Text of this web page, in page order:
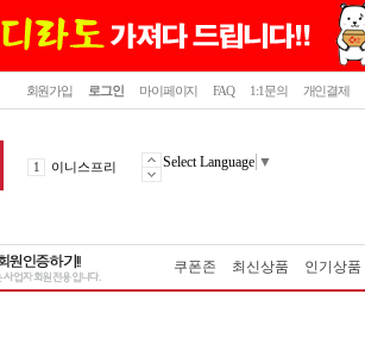
닫기
회원가입 로그인 마이페이지 FAQ 1:1문의 개인결제
4 메디힐
5 라네즈
Select Language ▼
쿠폰존 최신상품 인기상품